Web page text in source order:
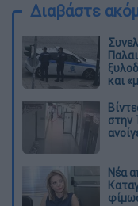
Διαβάστε
και
στην
Νέα